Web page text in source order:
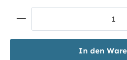
Produkt Anzahl: Gib den
In den